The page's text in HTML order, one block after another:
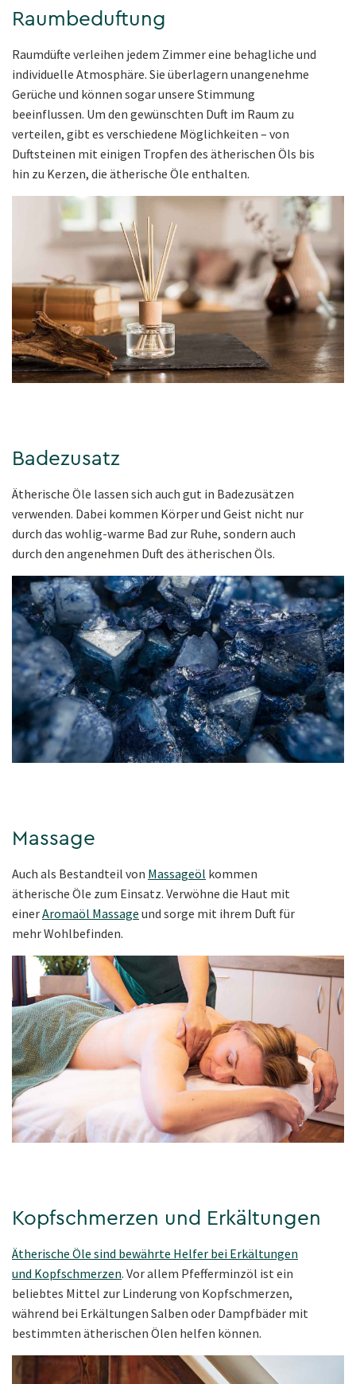
Raumbeduftung
Raumdüfte verleihen jedem Zimmer eine behagliche und
individuelle Atmosphäre. Sie überlagern unangenehme
Gerüche und können sogar unsere Stimmung
beeinflussen. Um den gewünschten Duft im Raum zu
verteilen, gibt es verschiedene Möglichkeiten – von
Duftsteinen mit einigen Tropfen des ätherischen Öls bis
hin zu Kerzen, die ätherische Öle enthalten.
Badezusatz
Ätherische Öle lassen sich auch gut in Badezusätzen
verwenden. Dabei kommen Körper und Geist nicht nur
durch das wohlig-warme Bad zur Ruhe, sondern auch
durch den angenehmen Duft des ätherischen Öls.
Massage
Auch als Bestandteil von Massageöl kommen
ätherische Öle zum Einsatz. Verwöhne die Haut mit
einerAromaöl Massage und sorge mit ihrem Duft für
mehr Wohlbefinden.
Kopfschmerzen und Erkältungen
Ätherische Öle sind bewährte Helfer bei Erkältungen
und Kopfschmerzen. Vor allem Pfefferminzöl ist ein
beliebtes Mittel zur Linderung von Kopfschmerzen,
während bei Erkältungen Salben oder Dampfbäder mit
bestimmten ätherischen Ölen helfen können.